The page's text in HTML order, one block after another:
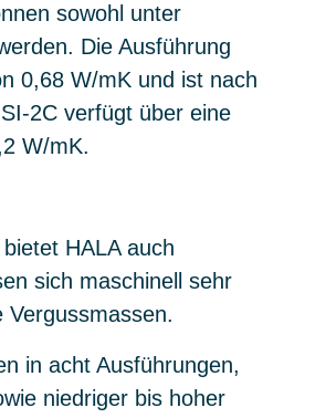
sowohl unter
Die Ausführung
0,68 W/mK und ist nach
2C verfügt über eine
W/mK.
HALA auch
sich maschinell sehr
in acht Ausführungen,
niedriger bis hoher